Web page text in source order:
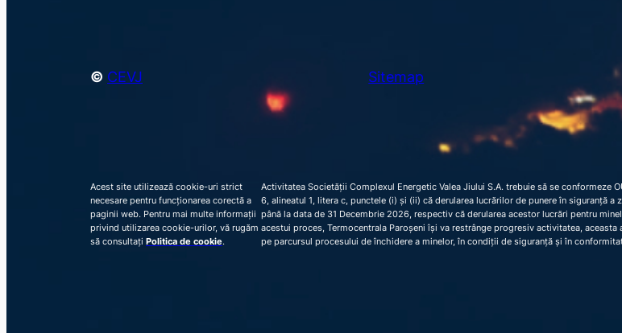
© CEVJ Sitemap
Acest site utilizează cookie-uri strict
necesare pentru funcționarea corectă a
paginii web. Pentru mai multe informații
privind utilizarea cookie-urilor, vă rugăm
să consultați Politica de cookie.
Activitatea Societății Complexul Energetic Valea Jiului S.A. trebuie să se
6, alineatul 1, litera c, punctele (i) și (ii) că derularea lucrărilor de punere în siguranță
până la data de 31 Decembrie 2026, respectiv că derularea acestor lucrări pentru
acestui proces, Termocentrala Paroșeni își va restrânge progresiv activitatea,
pe parcursul procesului de închidere a minelor, în condiții de siguranță și în